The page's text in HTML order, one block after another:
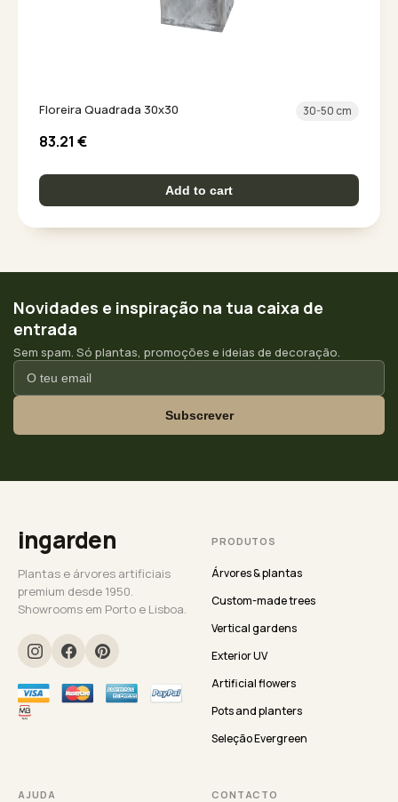
Floreira Quadrada 30x30 30-50 cm
83.21 €
Add to cart
Novidades e inspiração na tua caixa de
entrada
Sem spam. Só plantas, promoções e ideias de decoração.
Subscrever
ingarden
Plantas e árvores artificiais
premium desde 1950.
Showrooms em Porto e Lisboa.
PRODUTOS
Árvores & plantas
Custom-made trees
Vertical gardens
Exterior UV
Artificial flowers
Pots and planters
Seleção Evergreen
AJUDA CONTACTO